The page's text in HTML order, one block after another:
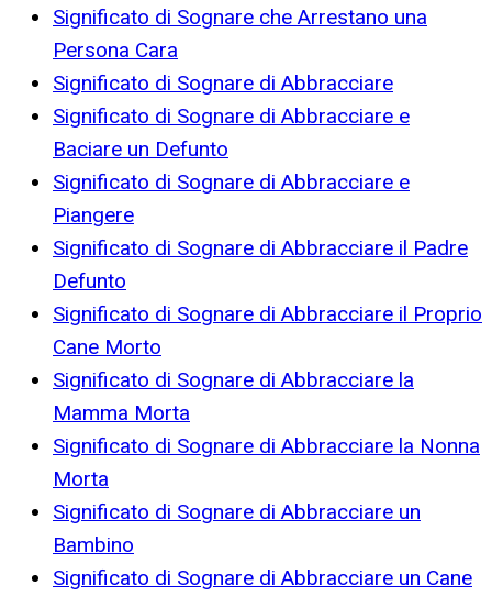
Significato di Sognare che Arrestano una
Persona Cara
Significato di Sognare di Abbracciare
Significato di Sognare di Abbracciare e
Baciare un Defunto
Significato di Sognare di Abbracciare e
Piangere
Significato di Sognare di Abbracciare il Padre
Defunto
Significato di Sognare di Abbracciare il Proprio
Cane Morto
Significato di Sognare di Abbracciare la
Mamma Morta
Significato di Sognare di Abbracciare la Nonna
Morta
Significato di Sognare di Abbracciare un
Bambino
Significato di Sognare di Abbracciare un Cane